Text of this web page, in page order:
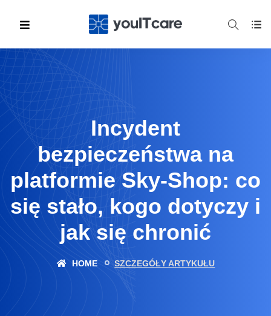
Incydent
bezpieczeństwa na
platformie Sky-Shop: co
się stało, kogo dotyczy i
jak się chronić
HOME SZCZEGÓŁY ARTYKUŁU